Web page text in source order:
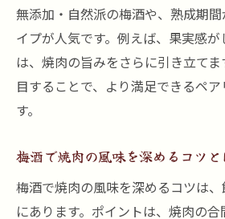
無添加・自然派の梅酒や、熟成期
イプが人気です。例えば、果実感
は、焼肉の旨みをさらに引き立て
目することで、より満足できるペ
す。
梅酒で焼肉の風味を深めるコツと
梅酒で焼肉の風味を深めるコツは
にあります。ポイントは、焼肉の